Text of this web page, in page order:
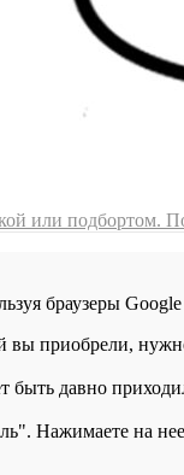
или подбортом.
браузеры
приобрели,
давно
Нажимаете на нее